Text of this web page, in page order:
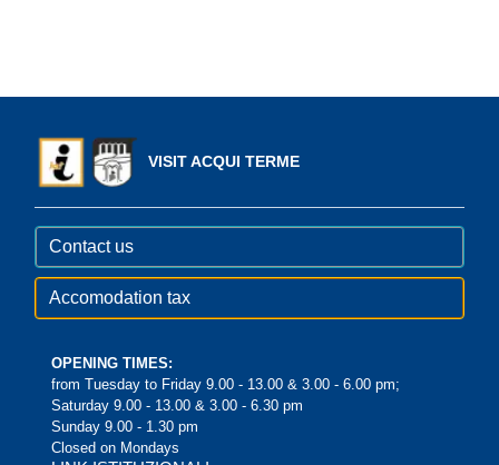
VISIT ACQUI TERME
Contact us
Accomodation tax
OPENING TIMES:
from Tuesday to Friday 9.00 - 13.00 & 3.00 - 6.00 pm;
Saturday 9.00 - 13.00 & 3.00 - 6.30 pm
Sunday 9.00 - 1.30 pm
Closed on Mondays